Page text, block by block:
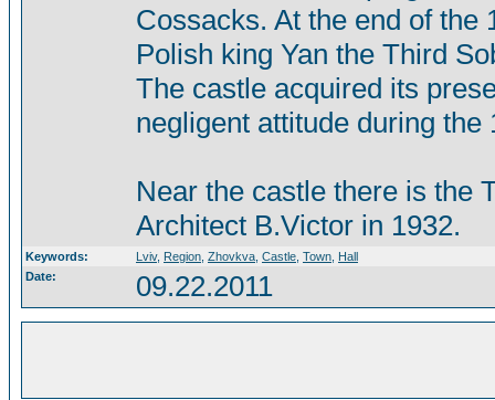
Cossacks. At the end of the
Polish king Yan the Third
The castle acquired its
negligent attitude during the
Near the castle there is the
Architect B.Victor in 1932.
Keywords: Lviv, Region Zhovkva Castle Town Hall
Date:
09.22.2011